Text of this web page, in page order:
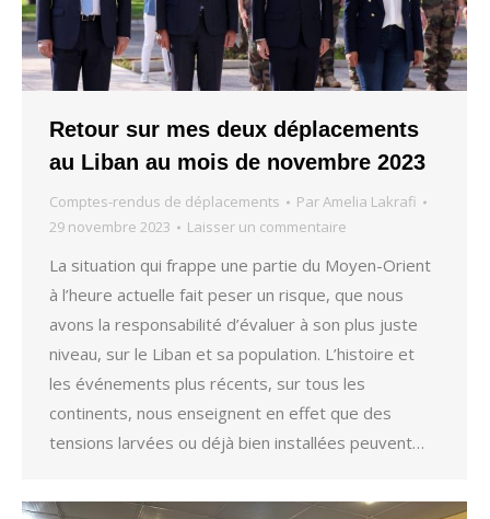
Retour sur mes deux déplacements
au Liban au mois de novembre 2023
Comptes-rendus de déplacements ParAmelia Lakrafi
29 novembre 2023
Laisser un commentaire
La situation qui frappe une partie du Moyen-Orient
à l’heure actuelle fait peser un risque, que nous
avons la responsabilité d’évaluer à son plus juste
niveau, sur le Liban et sa population. L’histoire et
les événements plus récents, sur tous les
continents, nous enseignent en effet que des
tensions larvées ou déjà bien installées peuvent…